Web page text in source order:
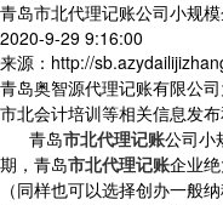
青岛市北代理记账公司小规
2020-9-29 9:16:00
来源：http://
青岛奥智源代理记账有限公
市北会计培训等相关信息发
青岛市北代理记账公司小
期，青岛市北代理记账企业
（同样也可以选择创办一般